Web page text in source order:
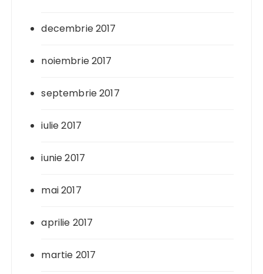
decembrie 2017
noiembrie 2017
septembrie 2017
iulie 2017
iunie 2017
mai 2017
aprilie 2017
martie 2017